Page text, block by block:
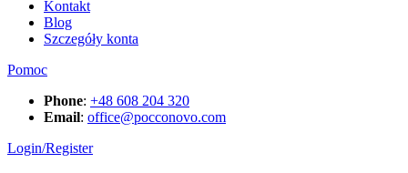
Kontakt
Blog
Szczegóły konta
Pomoc
Phone: +48 608 204 320
Email: office@pocconovo.com
Login/Register